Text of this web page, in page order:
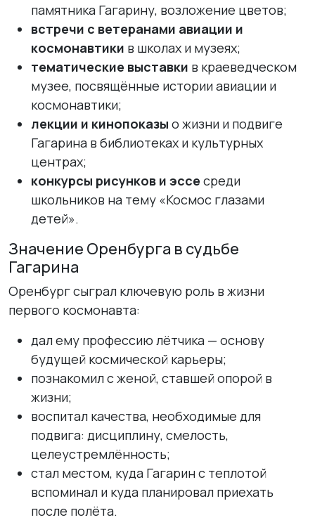
памятника Гагарину, возложение цветов;
встречи с ветеранами авиации и
космонавтики в школах и музеях;
тематические выставки в краеведческом
музее, посвящённые истории авиации и
космонавтики;
лекции и кинопоказы о жизни и подвиге
Гагарина в библиотеках и культурных
центрах;
конкурсы рисунков и эссе среди
школьников на тему «Космос глазами
детей».
Значение Оренбурга в судьбе
Гагарина
Оренбург сыграл ключевую роль в жизни
первого космонавта:
дал ему профессию лётчика — основу
будущей космической карьеры;
познакомил с женой, ставшей опорой в
жизни;
воспитал качества, необходимые для
подвига: дисциплину, смелость,
целеустремлённость;
стал местом, куда Гагарин с теплотой
вспоминал и куда планировал приехать
после полёта.